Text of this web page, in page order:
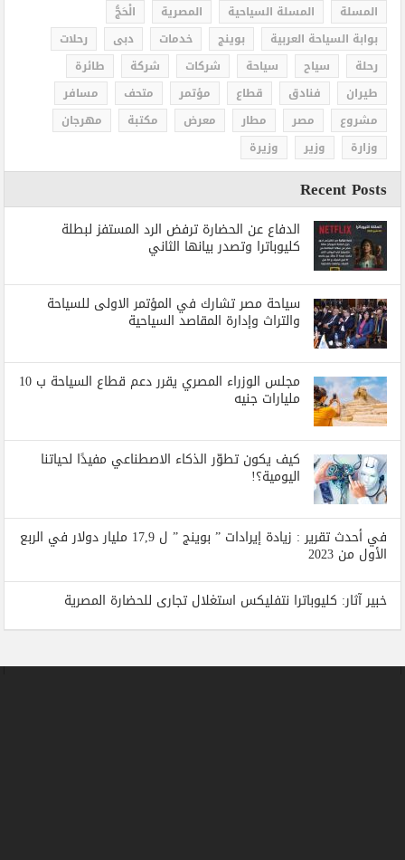
المسلة
المسلة السياحية المصرية
الْحَجُّ
بوابة السياحة العربية
بوينج خدمات دبى
رحلات
رحلة
سياح سياحة شركات شركة
طائرة
طيران
فنادق قطاع مؤتمر متحف
مسافر
مشروع
مصر مطار معرض مكتبة
مهرجان
وزارة
وزير وزيرة
Recent Posts
الدفاع عن الحضارة ترفض الرد المستفز لبطلة
كليوباترا وتصدر بيانها الثاني
سياحة مصر تشارك في المؤتمر الاولى للسياحة
والتراث وإدارة المقاصد السياحية
مجلس الوزراء المصري يقرر دعم قطاع السياحة ب 10
مليارات جنيه
كيف يكون تطوّر الذكاء الاصطناعي مفيدًا لحياتنا
اليومية؟!
في أحدث تقرير : زيادة إيرادات ” بوينج ” ل 17,9 مليار دولار في الربع
الأول من 2023
خبير آثار: كليوباترا نتفليكس استغلال تجارى للحضارة المصرية